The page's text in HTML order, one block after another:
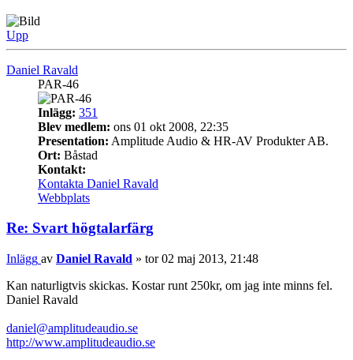
Upp
Daniel Ravald
PAR-46
Inlägg: 351
Blev medlem: ons 01 okt 2008, 22:35
Presentation: Amplitude Audio & HR-AV Produkter AB.
Ort: Båstad
Kontakt:
Kontakta Daniel Ravald
Webbplats
Re: Svart högtalarfärg
Inlägg av Daniel Ravald » tor 02 maj 2013, 21:48
Kan naturligtvis skickas. Kostar runt 250kr, om jag inte minns fel.
Daniel Ravald
daniel@amplitudeaudio.se
http://www.amplitudeaudio.se